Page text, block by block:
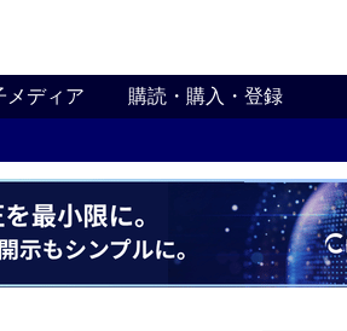
メディア 購読・購入・登録